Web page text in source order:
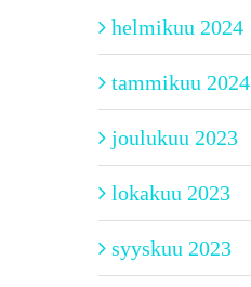
helmikuu 2024
tammikuu 2024
joulukuu 2023
lokakuu 2023
syyskuu 2023